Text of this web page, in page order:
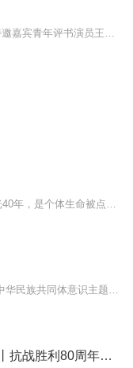
烽火中的守望丨喜迎国庆丨抗战胜利80周年丨广播剧